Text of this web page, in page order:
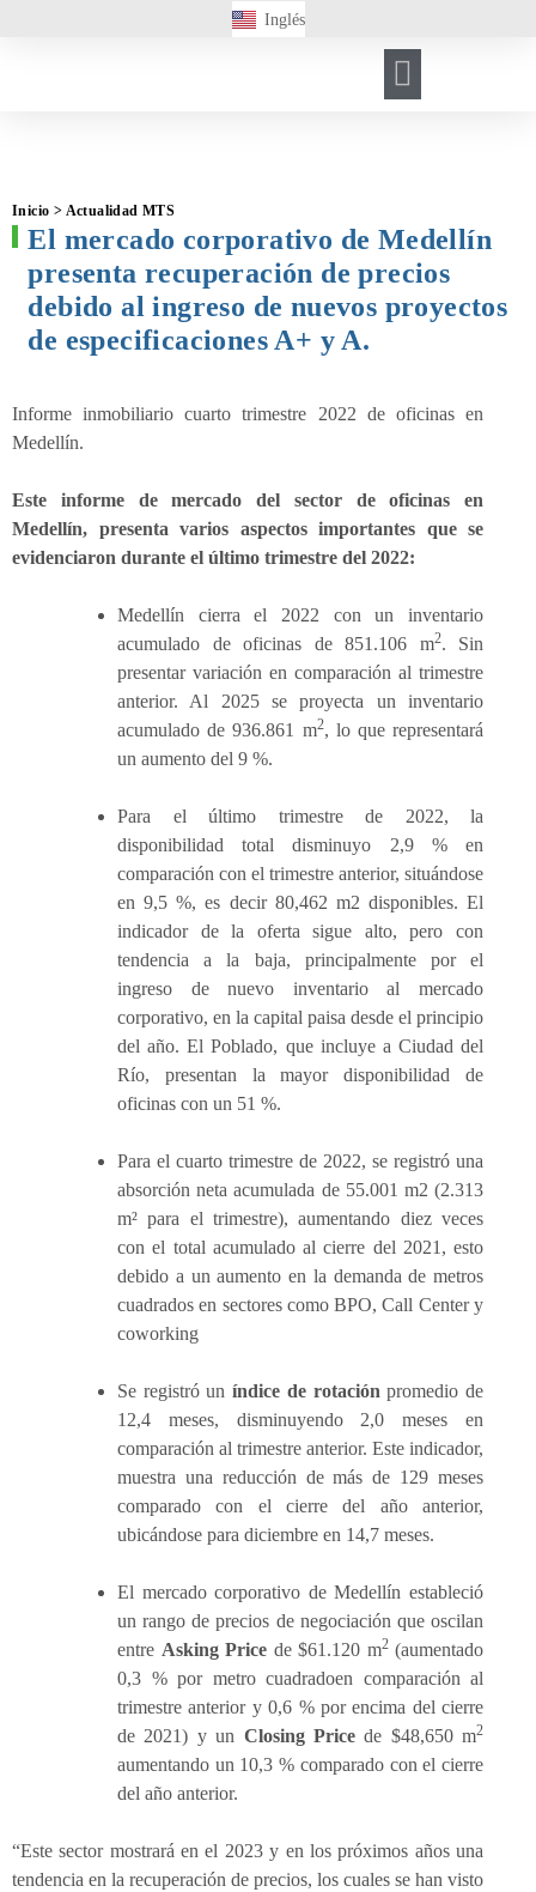
Inglés
Inicio > Actualidad MTS
El mercado corporativo de Medellín
presenta recuperación de precios
debido al ingreso de nuevos proyectos
de especificaciones A+ y A.
Informe inmobiliario cuarto trimestre 2022 de oficinas en
Medellín.
Este informe de mercado del sector de oficinas en
Medellín, presenta varios aspectos importantes que se
evidenciaron durante el último trimestre del 2022:
Medellín cierra el 2022 con un inventario
acumulado de oficinas de 851.106 m2. Sin
presentar variación en comparación al trimestre
anterior. Al 2025 se proyecta un inventario
acumulado de 936.861 m2, lo que representará
un aumento del 9 %.
Para el último trimestre de 2022, la
disponibilidad total disminuyo 2,9 % en
comparación con el trimestre anterior, situándose
en 9,5 %, es decir 80,462 m2 disponibles. El
indicador de la oferta sigue alto, pero con
tendencia a la baja, principalmente por el
ingreso de nuevo inventario al mercado
corporativo, en la capital paisa desde el principio
del año. El Poblado, que incluye a Ciudad del
Río, presentan la mayor disponibilidad de
oficinas con un 51 %.
Para el cuarto trimestre de 2022, se registró una
absorción neta acumulada de 55.001 m2 (2.313
m² para el trimestre), aumentando diez veces
con el total acumulado al cierre del 2021, esto
debido a un aumento en la demanda de metros
cuadrados en sectores como BPO, Call Center y
coworking
Se registró uníndice de rotación promedio de
12,4 meses, disminuyendo 2,0 meses en
comparación al trimestre anterior. Este indicador,
muestra una reducción de más de 129 meses
comparado con el cierre del año anterior,
ubicándose para diciembre en 14,7 meses.
El mercado corporativo de Medellín estableció
un rango de precios de negociación que oscilan
entre Asking Price de $61.120 m2(aumentado
0,3 % por metro cuadradoen comparación al
trimestre anterior y 0,6 % por encima del cierre
de 2021) y un Closing Pricede $48,650 m2
aumentando un 10,3 % comparado con el cierre
del año anterior.
“Este sector mostrará en el 2023 y en los próximos años una
tendencia en la recuperación de precios, los cuales se han visto